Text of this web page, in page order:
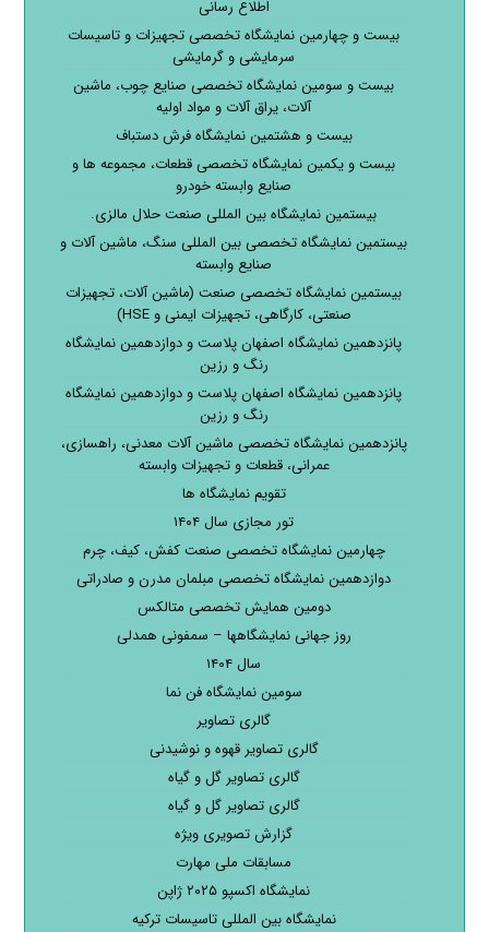
اطلاع رسانی
بیست و چهارمین نمایشگاه تخصصی تجهیزات و تاسیسات
سرمایشی و گرمایشی
بیست و سومین نمایشگاه تخصصی صنایع چوب، ماشین
آلات، یراق آلات و مواد اولیه
بیست و هشتمین نمایشگاه فرش دستباف
بیست و یکمین نمایشگاه تخصصی قطعات، مجموعه ها و
صنایع وابسته خودرو
بیستمین نمایشگاه بین المللی صنعت حلال مالزی.
بیستمین نمایشگاه تخصصی بین المللی سنگ، ماشین آلات و
صنایع وابسته
بیستمین نمایشگاه تخصصی صنعت (ماشین آلات، تجهیزات
صنعتی، کارگاهی، تجهیزات ایمنی و HSE)
پانزدهمین نمایشگاه اصفهان پلاست و دوازدهمین نمایشگاه
رنگ و رزین
پانزدهمین نمایشگاه اصفهان پلاست و دوازدهمین نمایشگاه
رنگ و رزین
پانزدهمین نمایشگاه تخصصی ماشین آلات معدنی، راهسازی،
عمرانی، قطعات و تجهیزات وابسته
تقویم نمایشگاه ها
تور مجازی سال ۱۴۰۴
چهارمین نمایشگاه تخصصی صنعت کفش، کیف، چرم
دوازدهمین نمایشگاه تخصصی مبلمان مدرن و صادراتی
دومین همایش تخصصی متالکس
روز جهانی نمایشگاهها – سمفونی همدلی
سال ۱۴۰۴
سومین نمایشگاه فن نما
گالری تصاویر
گالری تصاویر قهوه و نوشیدنی
گالری تصاویر گل و گیاه
گالری تصاویر گل و گیاه
گزارش تصویری ویژه
مسابقات ملی مهارت
نمایشگاه اکسپو ۲۰۲۵ ژاپن
نمایشگاه بین المللی تاسیسات ترکیه